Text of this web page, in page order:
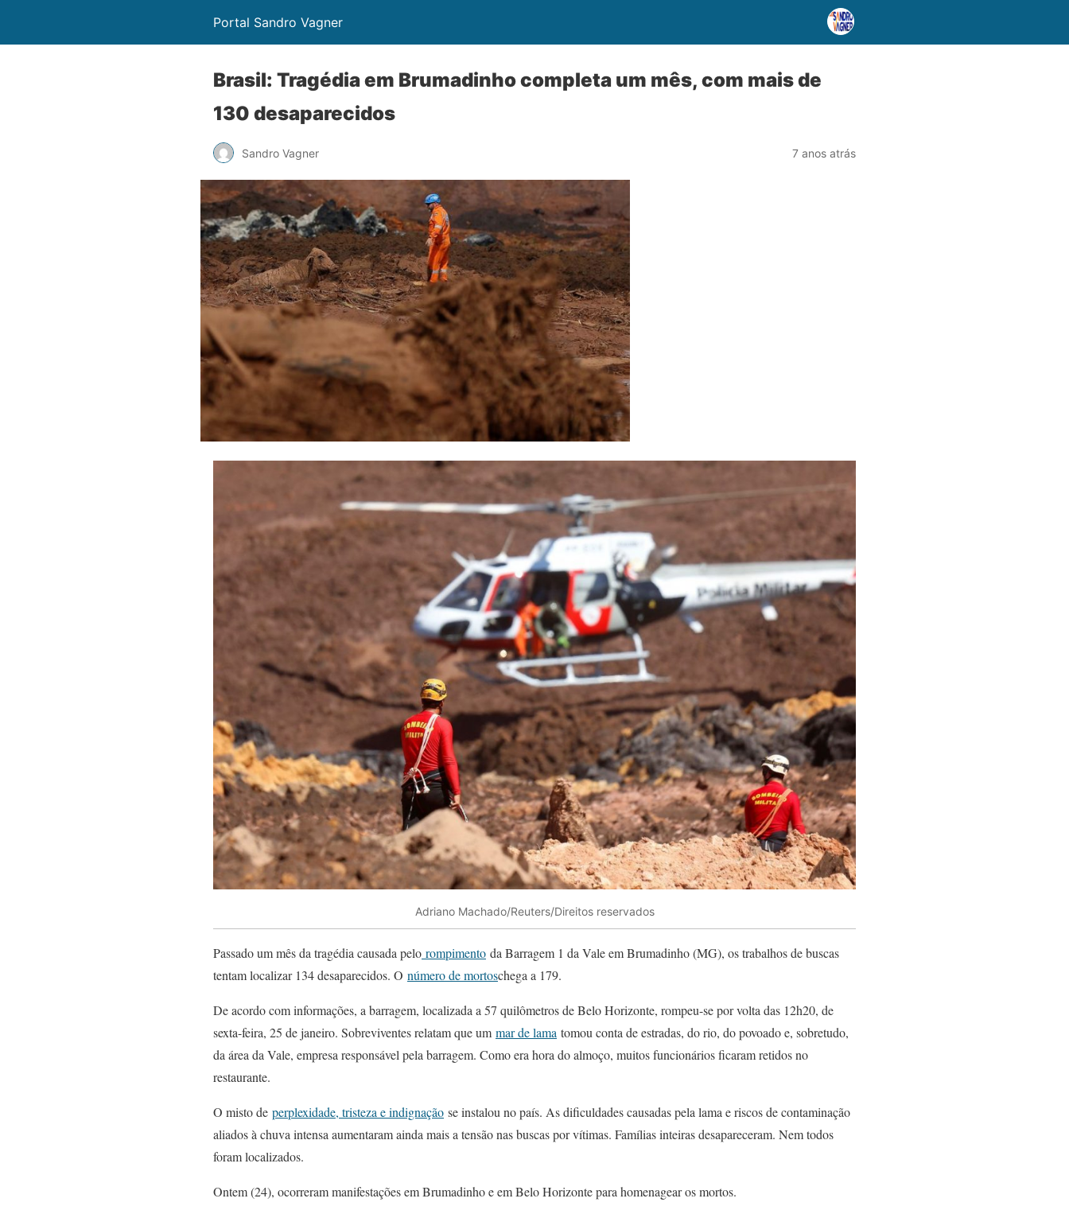
Portal Sandro Vagner
Brasil: Tragédia em Brumadinho completa um mês, com mais de
130 desaparecidos
Sandro Vagner 7 anos atrás
Adriano Machado/Reuters/Direitos reservados
Passado um mês da tragédia causada pelo rompimento da Barragem 1 da Vale em Brumadinho (MG), os trabalhos de buscas
tentam localizar 134 desaparecidos. O número de mortoschega a 179.
De acordo com informações, a barragem, localizada a 57 quilômetros de Belo Horizonte, rompeu-se por volta das 12h20, de
sexta-feira, 25 de janeiro. Sobreviventes relatam que um mar de lama tomou conta de estradas, do rio, do povoado e, sobretudo,
da área da Vale, empresa responsável pela barragem. Como era hora do almoço, muitos funcionários ficaram retidos no
restaurante.
O misto de perplexidade, tristeza e indignação se instalou no país. As dificuldades causadas pela lama e riscos de contaminação
aliados à chuva intensa aumentaram ainda mais a tensão nas buscas por vítimas. Famílias inteiras desapareceram. Nem todos
foram localizados.
Ontem (24), ocorreram manifestações em Brumadinho e em Belo Horizonte para homenagear os mortos.